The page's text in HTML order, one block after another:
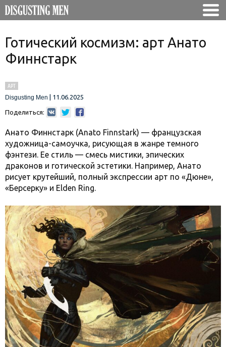
Готический космизм: арт Анато
Финнстарк
АРТ
Disgusting Men
11.06.2025
Поделиться:
Анато Финнстарк (Anato Finnstark) — французская
художница-самоучка, рисующая в жанре темного
фэнтези. Ее стиль — смесь мистики, эпических
драконов и готической эстетики. Например, Анато
рисует крутейший, полный экспрессии арт по «Дюне»,
«Берсерку» и Elden Ring.